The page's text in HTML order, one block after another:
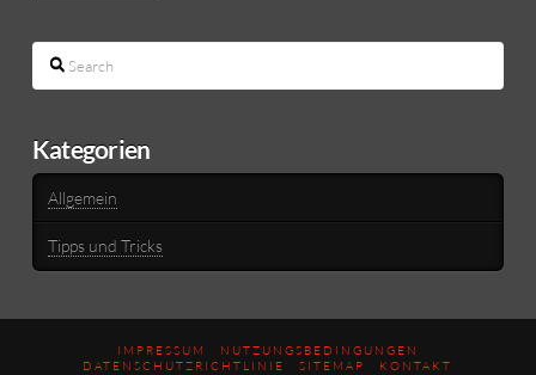
Search
Kategorien
Allgemein
Tipps und Tricks
IMPRESSUM
NUTZUNGSBEDINGUNGEN
DATENSCHUTZRICHTLINIE
SITEMAP KONTAKT